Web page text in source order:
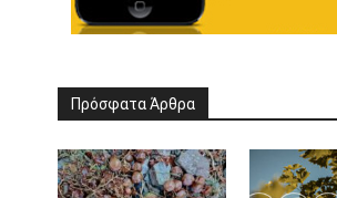
Πρόσφατα Άρθρα